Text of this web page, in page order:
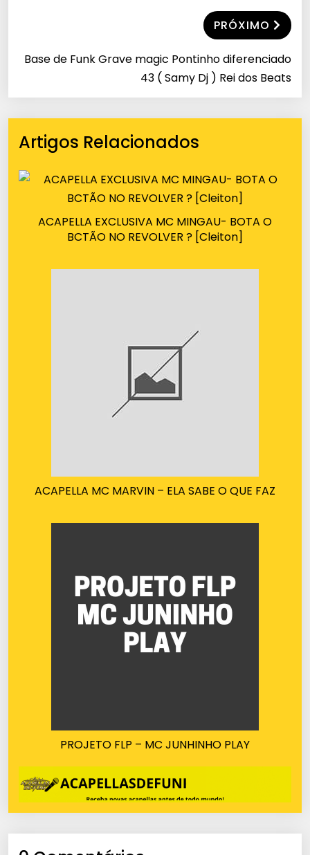
PRÓXIMO
Base de Funk Grave magic Pontinho diferenciado
43 ( Samy Dj ) Rei dos Beats
Artigos Relacionados
ACAPELLA EXCLUSIVA MC MINGAU- BOTA O
BCTÃO NO REVOLVER ? [Cleiton]
ACAPELLA MC MARVIN – ELA SABE O QUE FAZ
PROJETO FLP – MC JUNHINHO PLAY